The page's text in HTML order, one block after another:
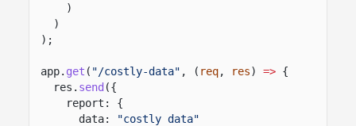
)
)
);
app. get ( "/costly-data" , ( req, res) => {
res. send ({
report: {
data:
"costly data"